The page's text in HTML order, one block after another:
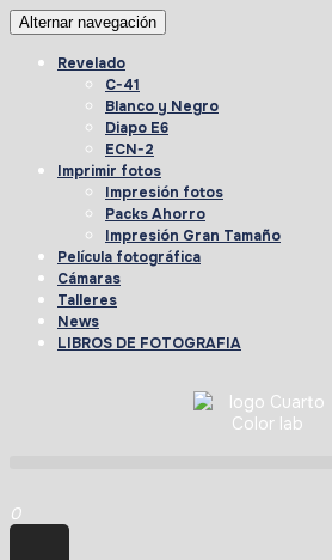
Alternar navegación
Revelado
C-41
Blanco y Negro
Diapo E6
ECN-2
Imprimir fotos
Impresión fotos
Packs Ahorro
Impresión Gran Tamaño
Película fotográfica
Cámaras
Talleres
News
LIBROS DE FOTOGRAFIA
0